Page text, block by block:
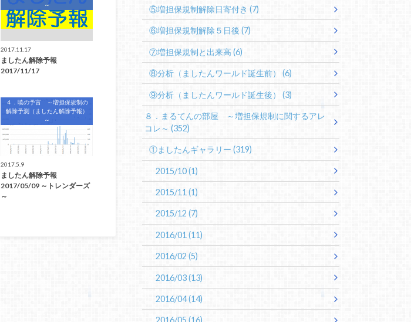
～
2017.11.17
ましたん解除予報
2017/11/17
４．暁の予言 ～増担保規制の
解除予測（ましたん解除予報）
～
2017.5.9
ましたん解除予報
2017/05/09 ～トレンダーズ
～
⑤増担保規制解除日寄付き (7)
⑥増担保規制解除５日後 (7)
⑦増担保規制と出来高 (6)
⑧分析（ましたんワールド誕生前） (6)
⑨分析（ましたんワールド誕生後） (3)
８．まるてんの部屋 ～増担保規制に関するアレ
コレ～(352)
①ましたんギャラリー (319)
2015/10(1)
2015/11(1)
2015/12(7)
2016/01(11)
2016/02(5)
2016/03(13)
2016/04(14)